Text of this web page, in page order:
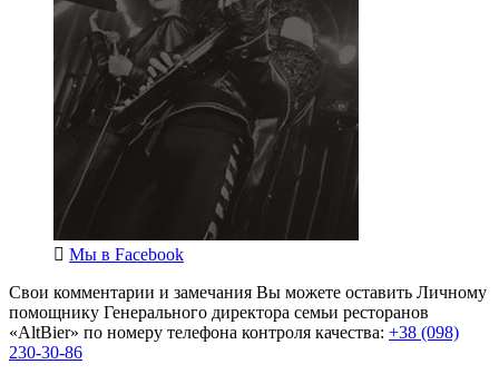
Мы в Facebook
Свои комментарии и замечания Вы можете оставить Личному
помощнику Генерального директора семьи ресторанов
«AltBier» по номеру телефона контроля качества: +38 (098)
230-30-86